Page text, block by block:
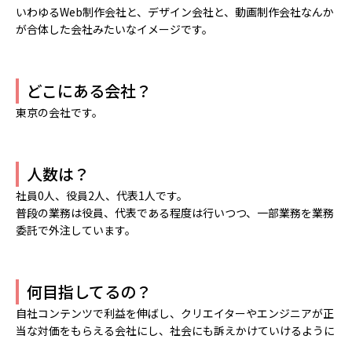
いわゆるWeb制作会社と、デザイン会社と、動画制作会社なんか
が合体した会社みたいなイメージです。
どこにある会社？
東京の会社です。
人数は？
社員0人、役員2人、代表1人です。
普段の業務は役員、代表である程度は行いつつ、一部業務を業務
委託で外注しています。
何目指してるの？
自社コンテンツで利益を伸ばし、クリエイターやエンジニアが正
当な対価をもらえる会社にし、社会にも訴えかけていけるように